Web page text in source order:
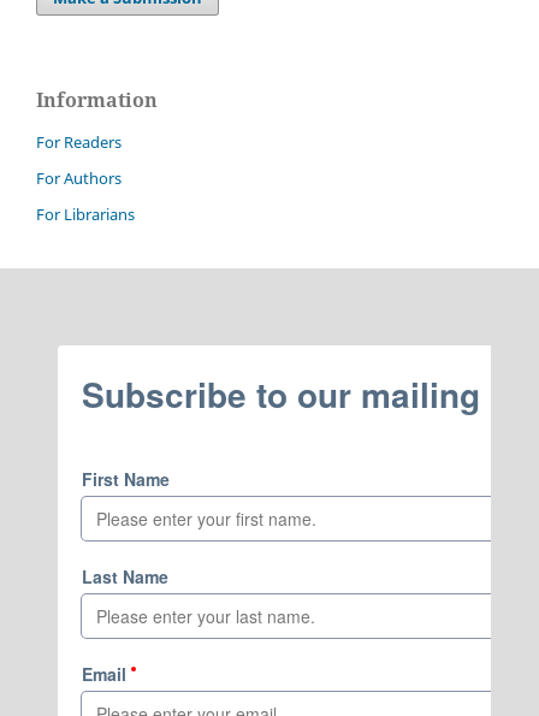
Information
For Readers
For Authors
For Librarians